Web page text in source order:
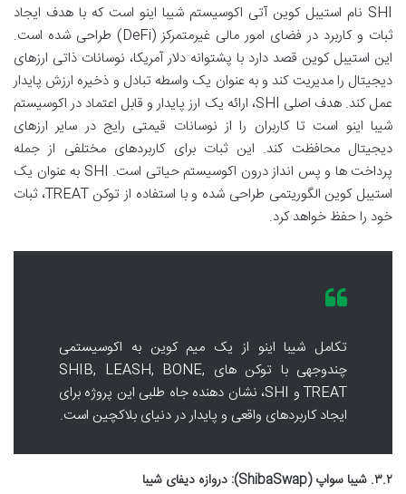
SHI نام استیبل کوین آتی اکوسیستم شیبا اینو است که با هدف ایجاد
ثبات و کاربرد در فضای امور مالی غیرمتمرکز (DeFi) طراحی شده است.
این استیبل کوین قصد دارد با پشتوانه دلار آمریکا، نوسانات ذاتی ارزهای
دیجیتال را مدیریت کند و به عنوان یک واسطه تبادل و ذخیره ارزش پایدار
عمل کند. هدف اصلی SHI، ارائه یک ارز پایدار و قابل اعتماد در اکوسیستم
شیبا اینو است تا کاربران را از نوسانات قیمتی رایج در سایر ارزهای
دیجیتال محافظت کند. این ثبات برای کاربردهای مختلفی از جمله
پرداخت ها و پس انداز درون اکوسیستم حیاتی است. SHI به عنوان یک
استیبل کوین الگوریتمی طراحی شده و با استفاده از توکن TREAT، ثبات
خود را حفظ خواهد کرد.
تکامل شیبا اینو از یک میم کوین به اکوسیستمی
چندوجهی با توکن های SHIB, LEASH, BONE,
TREAT و SHI، نشان دهنده جاه طلبی این پروژه برای
ایجاد کاربردهای واقعی و پایدار در دنیای بلاکچین است.
۳.۲. شیبا سواپ (ShibaSwap): دروازه دیفای شیبا